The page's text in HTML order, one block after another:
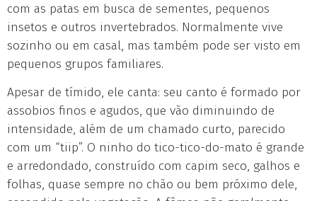
com as patas em busca de sementes, pequenos
insetos e outros invertebrados. Normalmente vive
sozinho ou em casal, mas também pode ser visto em
pequenos grupos familiares.
Apesar de tímido, ele canta: seu canto é formado por
assobios finos e agudos, que vão diminuindo de
intensidade, além de um chamado curto, parecido
com um “tiip”. O ninho do tico-tico-do-mato é grande
e arredondado, construído com capim seco, galhos e
folhas, quase sempre no chão ou bem próximo dele,